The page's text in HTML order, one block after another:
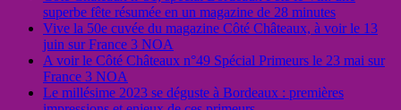
superbe fête résumée en un magazine de 28 minutes
Vive la 50e cuvée du magazine Côté Châteaux, à voir le 13
juin sur France 3 NOA
A voir le Côté Châteaux n°49 Spécial Primeurs le 23 mai sur
France 3 NOA
Le millésime 2023 se déguste à Bordeaux : premières